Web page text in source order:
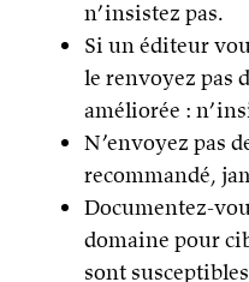
n’insistez pas.
Si un éditeur
le renvoyez pas
améliorée :
N’envoyez pas
recommandé,
Documentez-
domaine pour
sont